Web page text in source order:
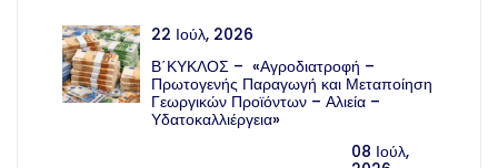
22 Ιούλ, 2026
Β΄ΚΥΚΛΟΣ – «Αγροδιατροφή –
Πρωτογενής Παραγωγή και Μεταποίηση
Γεωργικών Προϊόντων – Αλιεία –
Υδατοκαλλιέργεια»
08 Ιούλ,